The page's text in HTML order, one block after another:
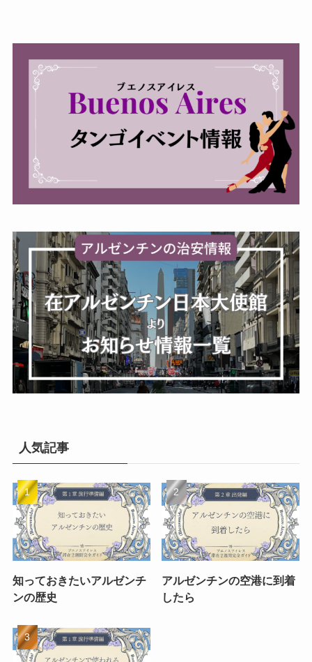
人気記事
知っておきたいアルゼンチ
ンの歴史
アルゼンチンの空港に到着
したら